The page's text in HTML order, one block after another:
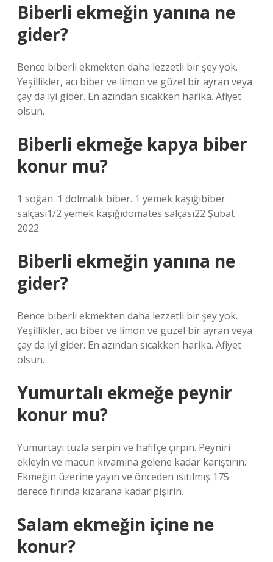
Biberli ekmeğin yanına ne
gider?
Bence biberli ekmekten daha lezzetli bir şey yok.
Yeşillikler, acı biber ve limon ve güzel bir ayran veya
çay da iyi gider. En azından sıcakken harika. Afiyet
olsun.
Biberli ekmeğe kapya biber
konur mu?
1 soğan. 1 dolmalık biber. 1 yemek kaşığıbiber
salçası1/2 yemek kaşığıdomates salçası22 Şubat
2022
Biberli ekmeğin yanına ne
gider?
Bence biberli ekmekten daha lezzetli bir şey yok.
Yeşillikler, acı biber ve limon ve güzel bir ayran veya
çay da iyi gider. En azından sıcakken harika. Afiyet
olsun.
Yumurtalı ekmeğe peynir
konur mu?
Yumurtayı tuzla serpin ve hafifçe çırpın. Peyniri
ekleyin ve macun kıvamına gelene kadar karıştırın.
Ekmeğin üzerine yayın ve önceden ısıtılmış 175
derece fırında kızarana kadar pişirin.
Salam ekmeğin içine ne
konur?